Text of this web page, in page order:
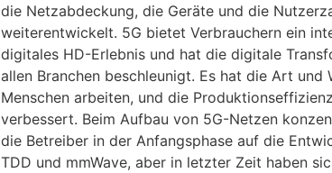
die Netzabdeckung, die Geräte und die
weiterentwickelt. 5G bietet Verbrauchern ein
digitales HD-Erlebnis und hat die digitale
allen Branchen beschleunigt. Es hat die Art und
Menschen arbeiten, und die
verbessert. Beim Aufbau von 5G-Netzen
die Betreiber in der Anfangsphase auf die
TDD und mmWave, aber in letzter Zeit haben